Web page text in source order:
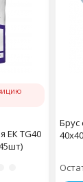
ЕК TG40
Брус